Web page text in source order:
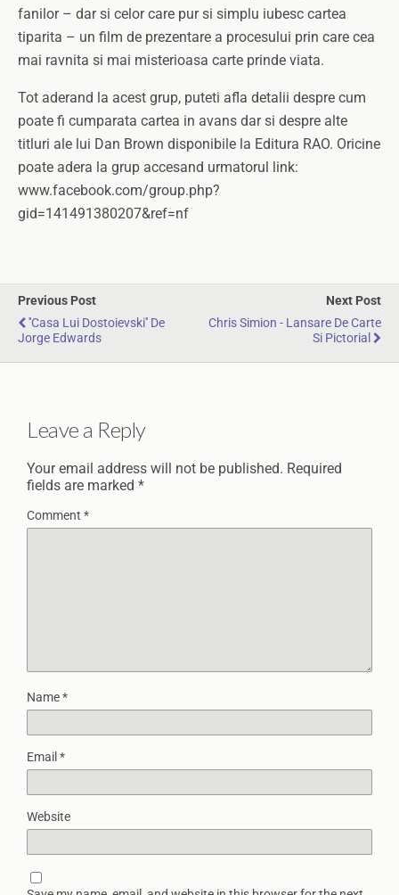
fanilor – dar si celor care pur si simplu iubesc cartea
tiparita – un film de prezentare a procesului prin care cea
mai ravnita si mai misterioasa carte prinde viata.
Tot aderand la acest grup, puteti afla detalii despre cum
poate fi cumparata cartea in avans dar si despre alte
titluri ale lui Dan Brown disponibile la Editura RAO. Oricine
poate adera la grup accesand urmatorul link:
www.facebook.com/group.php?
gid=141491380207&ref=nf
Previous Post
''Casa Lui Dostoievski'' De
Jorge Edwards
Next Post
Chris Simion - Lansare De Carte
Si Pictorial
Leave a Reply
Your email address will not be published. Required
fields are marked *
Comment *
Name*
Email *
Website